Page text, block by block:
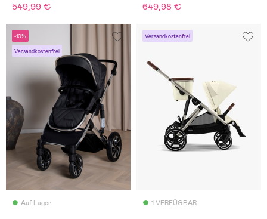
549,99 € 649,98 €
-10%
Versandkostenfrei
Auf Lager
Versandkostenfrei
1 VERFÜGBAR